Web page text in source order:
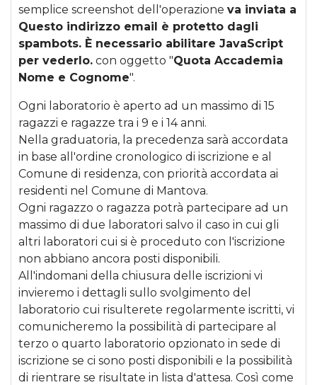
semplice screenshot dell'operazione va inviata a
Questo indirizzo email è protetto dagli
spambots. È necessario abilitare JavaScript
per vederlo. con oggetto "Quota Accademia
Nome e Cognome".
Ogni laboratorio è aperto ad un massimo di 15
ragazzi e ragazze tra i 9 e i 14 anni.
Nella graduatoria, la precedenza sarà accordata
in base all'ordine cronologico di iscrizione e al
Comune di residenza, con priorità accordata ai
residenti nel Comune di Mantova.
Ogni ragazzo o ragazza potrà partecipare ad un
massimo di due laboratori salvo il caso in cui gli
altri laboratori cui si è proceduto con l'iscrizione
non abbiano ancora posti disponibili.
All'indomani della chiusura delle iscrizioni vi
invieremo i dettagli sullo svolgimento del
laboratorio cui risulterete regolarmente iscritti, vi
comunicheremo la possibilità di partecipare al
terzo o quarto laboratorio opzionato in sede di
iscrizione se ci sono posti disponibili e la possibilità
di rientrare se risultate in lista d'attesa. Così come